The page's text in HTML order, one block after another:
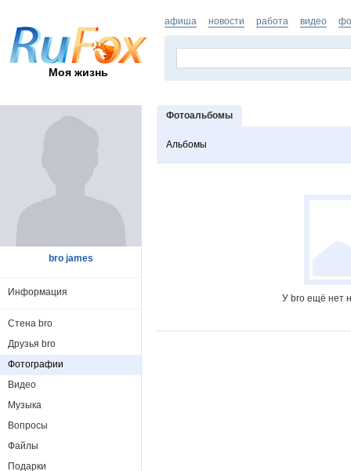
Моя жизнь
афиша новости работа видео
Фотоальбомы
Альбомы
У bro ещё нет
bro james
Информация
Стена bro
Друзья bro
Фотографии
Видео
Музыка
Вопросы
Файлы
Подарки